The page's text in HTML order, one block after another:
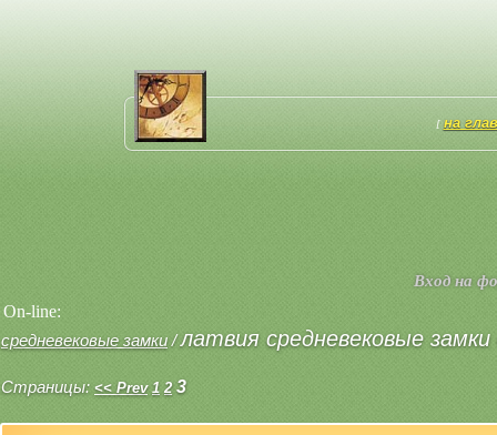
[ на
Вход на
On-line:
средневековые замки/латвия средневековые
Страницы:<< Prev 1 2 3